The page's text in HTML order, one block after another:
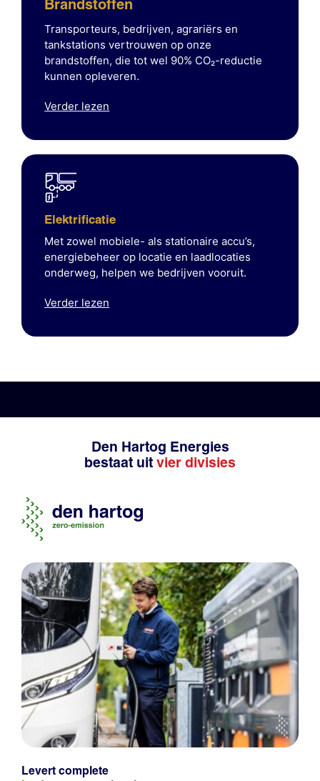
Brandstoffen
Transporteurs, bedrijven, agrariërs en
tankstations vertrouwen op onze
brandstoffen, die tot wel 90% CO₂-reductie
kunnen opleveren.
Verder lezen
Elektrificatie
Met zowel mobiele- als stationaire accu’s,
energiebeheer op locatie en laadlocaties
onderweg, helpen we bedrijven vooruit.
Verder lezen
Den Hartog Energies
bestaat uit vier divisies
Levert complete